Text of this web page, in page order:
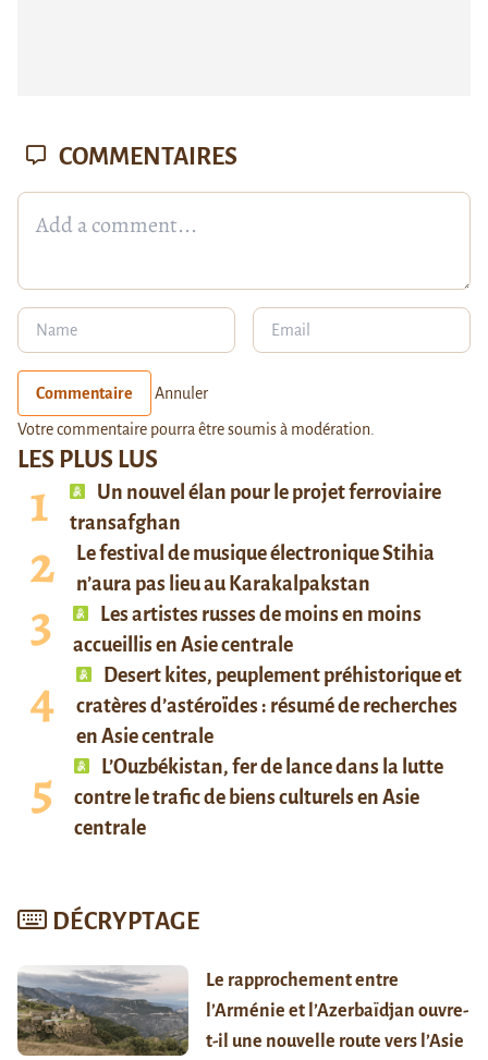
LES PLUS LUS
Un nouvel élan pour le projet ferroviaire
transafghan
Le festival de musique électronique Stihia
n’aura pas lieu au Karakalpakstan
Les artistes russes de moins en moins
accueillis en Asie centrale
Desert kites, peuplement préhistorique et
cratères d’astéroïdes : résumé de recherches
en Asie centrale
L’Ouzbékistan, fer de lance dans la lutte
contre le trafic de biens culturels en Asie
centrale
DÉCRYPTAGE
Le rapprochement entre
l’Arménie et l’Azerbaïdjan ouvre-
t-il une nouvelle route vers l’Asie
COMMENTAIRES
Commentaire Annuler
Votre commentaire pourra être soumis à modération.